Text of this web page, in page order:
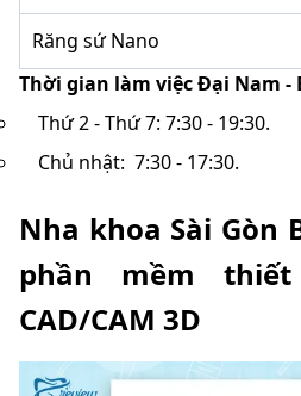
Răng sứ Nano
Thời gian làm việc Đại Nam -
Thứ 2 - Thứ 7: 7:30 - 19:30.
Chủ nhật: 7:30 - 17:30.
Nha khoa Sài Gòn
phần mềm
CAD/CAM 3D